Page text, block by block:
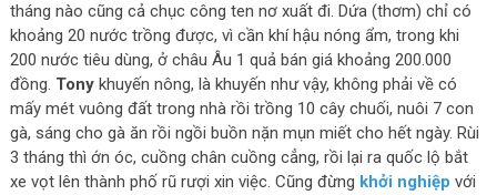
tháng nào cũng cả chục công ten nơ xuất đi. Dứa (thơm) chỉ có
khoảng 20 nước trồng được, vì cần khí hậu nóng ẩm, trong khi
200 nước tiêu dùng, ở châu Âu 1 quả bán giá khoảng 200.000
đồng. Tonykhuyến nông, là khuyến như vậy, không phải về có
mấy mét vuông đất trong nhà rồi trồng 10 cây chuối, nuôi 7 con
gà, sáng cho gà ăn rồi ngồi buồn nặn mụn miết cho hết ngày. Rùi
3 tháng thì ớn óc, cuồng chân cuồng cẳng, rồi lại ra quốc lộ bắt
xe vọt lên thành phố rũ rượi xin việc. Cũng đừng khởi nghiệp với